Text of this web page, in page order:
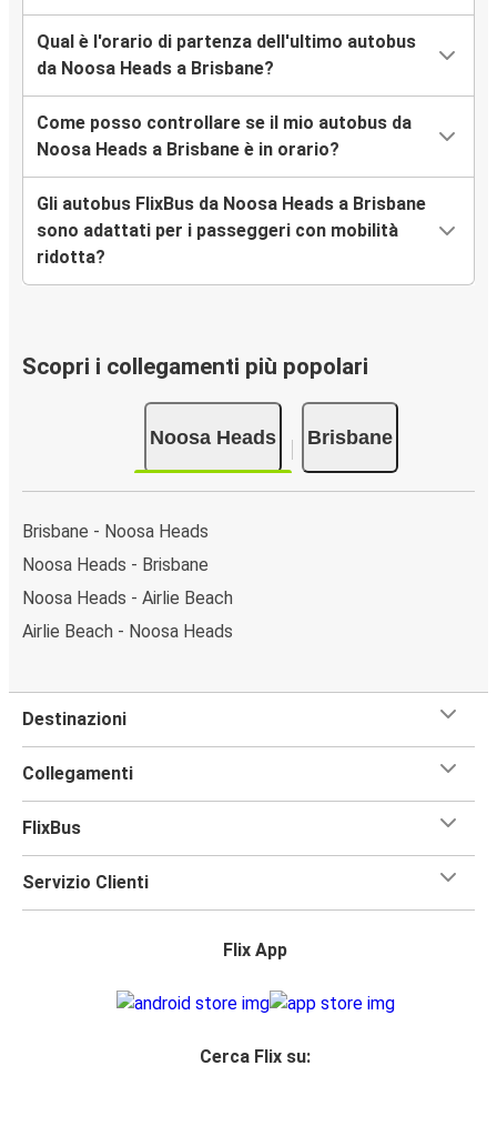
Qual è l'orario di partenza dell'ultimo autobus
da Noosa Heads a Brisbane?
Come posso controllare se il mio autobus da
Noosa Heads a Brisbane è in orario?
Gli autobus FlixBus da Noosa Heads a Brisbane
sono adattati per i passeggeri con mobilità
ridotta?
Scopri i collegamenti più popolari
Noosa Heads Brisbane
Brisbane - Noosa Heads
Noosa Heads - Brisbane
Noosa Heads - Airlie Beach
Airlie Beach - Noosa Heads
Destinazioni
Collegamenti
FlixBus
Servizio Clienti
Flix App
Cerca Flix su: